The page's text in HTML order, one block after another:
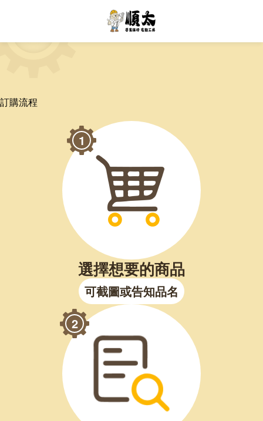
訂購流程
1
選擇想要的商品
可截圖或告知品名
2